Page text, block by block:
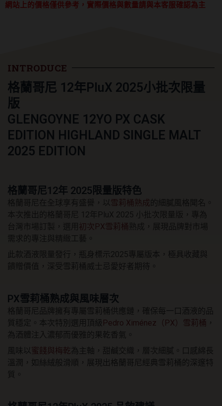
尼
批
限
量
版
數
量
網站上的價格僅供參考，實際價格與數量請與本客服確認為主
INTRODUCE
格蘭哥尼 12年PluX 2025小批次限量
版
GLENGOYNE 12YO PX CASK
EDITION HIGHLAND SINGLE MALT
2025 EDITION
格蘭哥尼12年 2025限量版特色
格蘭哥尼在全球享有盛譽，以雪莉桶熟成的細膩風格聞名。
本次推出的格蘭哥尼 12年PluX 2025 小批次限量版，專為
台灣市場訂製，選用 初次PX雪莉桶 熟成，展現品牌對市場
需求的專注與精緻工藝。
此款酒液限量發行，瓶身標示2025專屬版本，極具收藏與
饋贈價值，深受雪莉桶威士忌愛好者期待。
PX雪莉桶熟成與風味層次
格蘭哥尼品牌擁有專屬雪莉桶供應鏈，確保每一口酒液的品
質穩定。本次特別選用頂級 Pedro Ximénez（PX）雪莉桶 ，
為酒體注入濃郁而優雅的果乾香氣。
風味以蜜餞與梅乾為主軸，甜鹹交織，層次細膩。口感綿長
溫潤，如絲絨般滑順，展現出格蘭哥尼經典雪莉桶的深邃特
質。